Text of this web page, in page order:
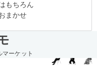
もちろん
まかせ
マーケット